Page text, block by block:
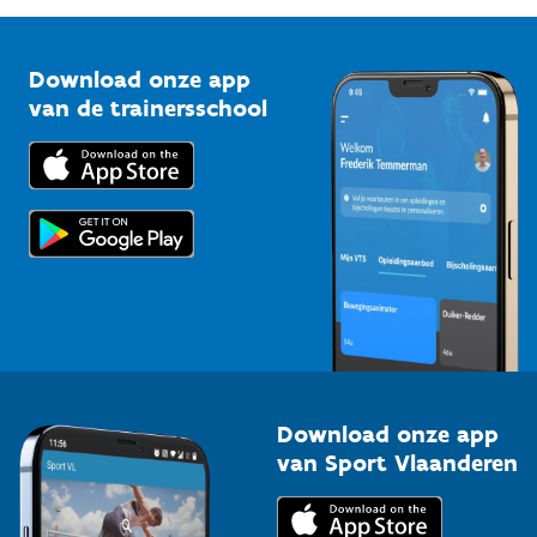
Bedrijven
Trainers en begeleiders
Topsporters
Vlaamse Trainersschool
Kennisplatform
Downloads
Voor de pers
Download onze app
van de trainersschool
Download onze app
van Sport Vlaanderen